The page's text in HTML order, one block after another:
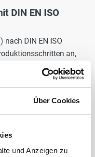
Über Cookies
und Anzeigen zu
DIN EN ISO
nach DIN EN ISO
an,
können
werden. Damit
Basis für